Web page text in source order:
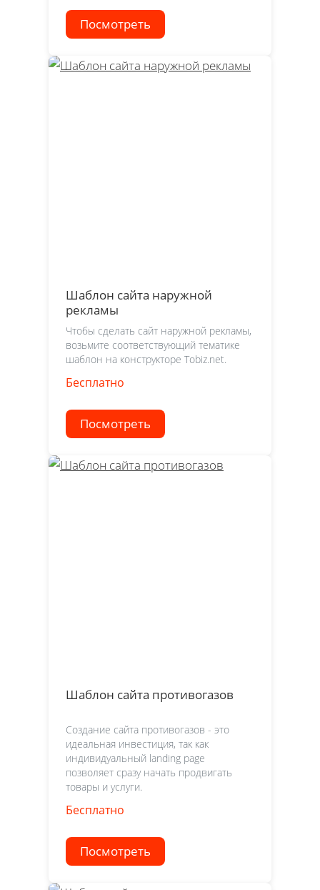
Посмотреть
Шаблон сайта наружной
рекламы
Чтобы сделать сайт наружной рекламы,
возьмите соответствующий тематике
шаблон на конструкторе Tobiz.net.
Бесплатно
Посмотреть
Шаблон сайта противогазов
Создание сайта противогазов - это
идеальная инвестиция, так как
индивидуальный landing page
позволяет сразу начать продвигать
товары и услуги.
Бесплатно
Посмотреть